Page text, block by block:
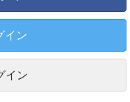
ン
イン